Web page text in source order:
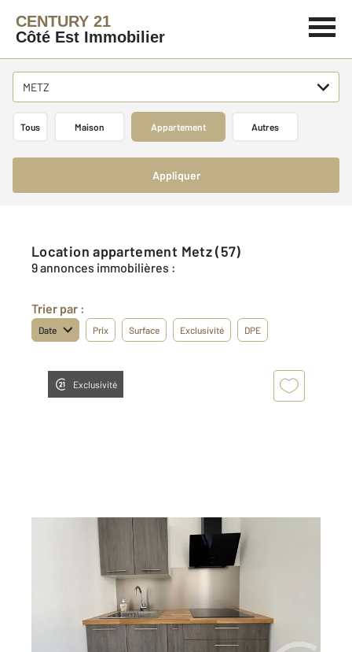
CENTURY 21
Côté Est Immobilier
METZ
Tous Maison Appartement Autres
Appliquer
Location appartement Metz (57)
9 annonces immobilières :
Trier par :
Date Prix Surface Exclusivité DPE
Exclusivité
, 2 pièces
Ref : 28626
Appartement F2 à louer
665 €
par mois charges comprises